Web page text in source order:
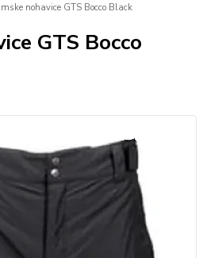
nohavice GTS Bocco Black
GTS Bocco